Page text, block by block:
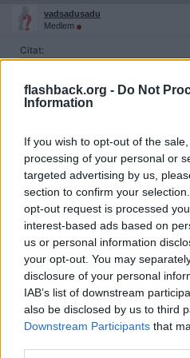
flashback.org - Do Not
Information
If you wish to opt-out of the
processing of your personal or
targeted advertising by us,
section to confirm your
opt-out request is processed
interest-based ads based on
us or personal information
your opt-out. You may
disclosure of your personal
IAB’s list of downstream
also be disclosed by us to third
Downstream Participants that
vadsadusadu
Medlem
Citat:
Tack för tipset, det hade jag inte
vårdcentralen kunde hjälpa till
Det brukar vara genom
som ett hjälpmedel, och det brukar
2017-10-17, 13:56
Enoch.Thulin
Medlem
Även patienter med autism kan väl
tror jag mig ha läst någonstans.
2018-04-27, 17:44
RulleRivare